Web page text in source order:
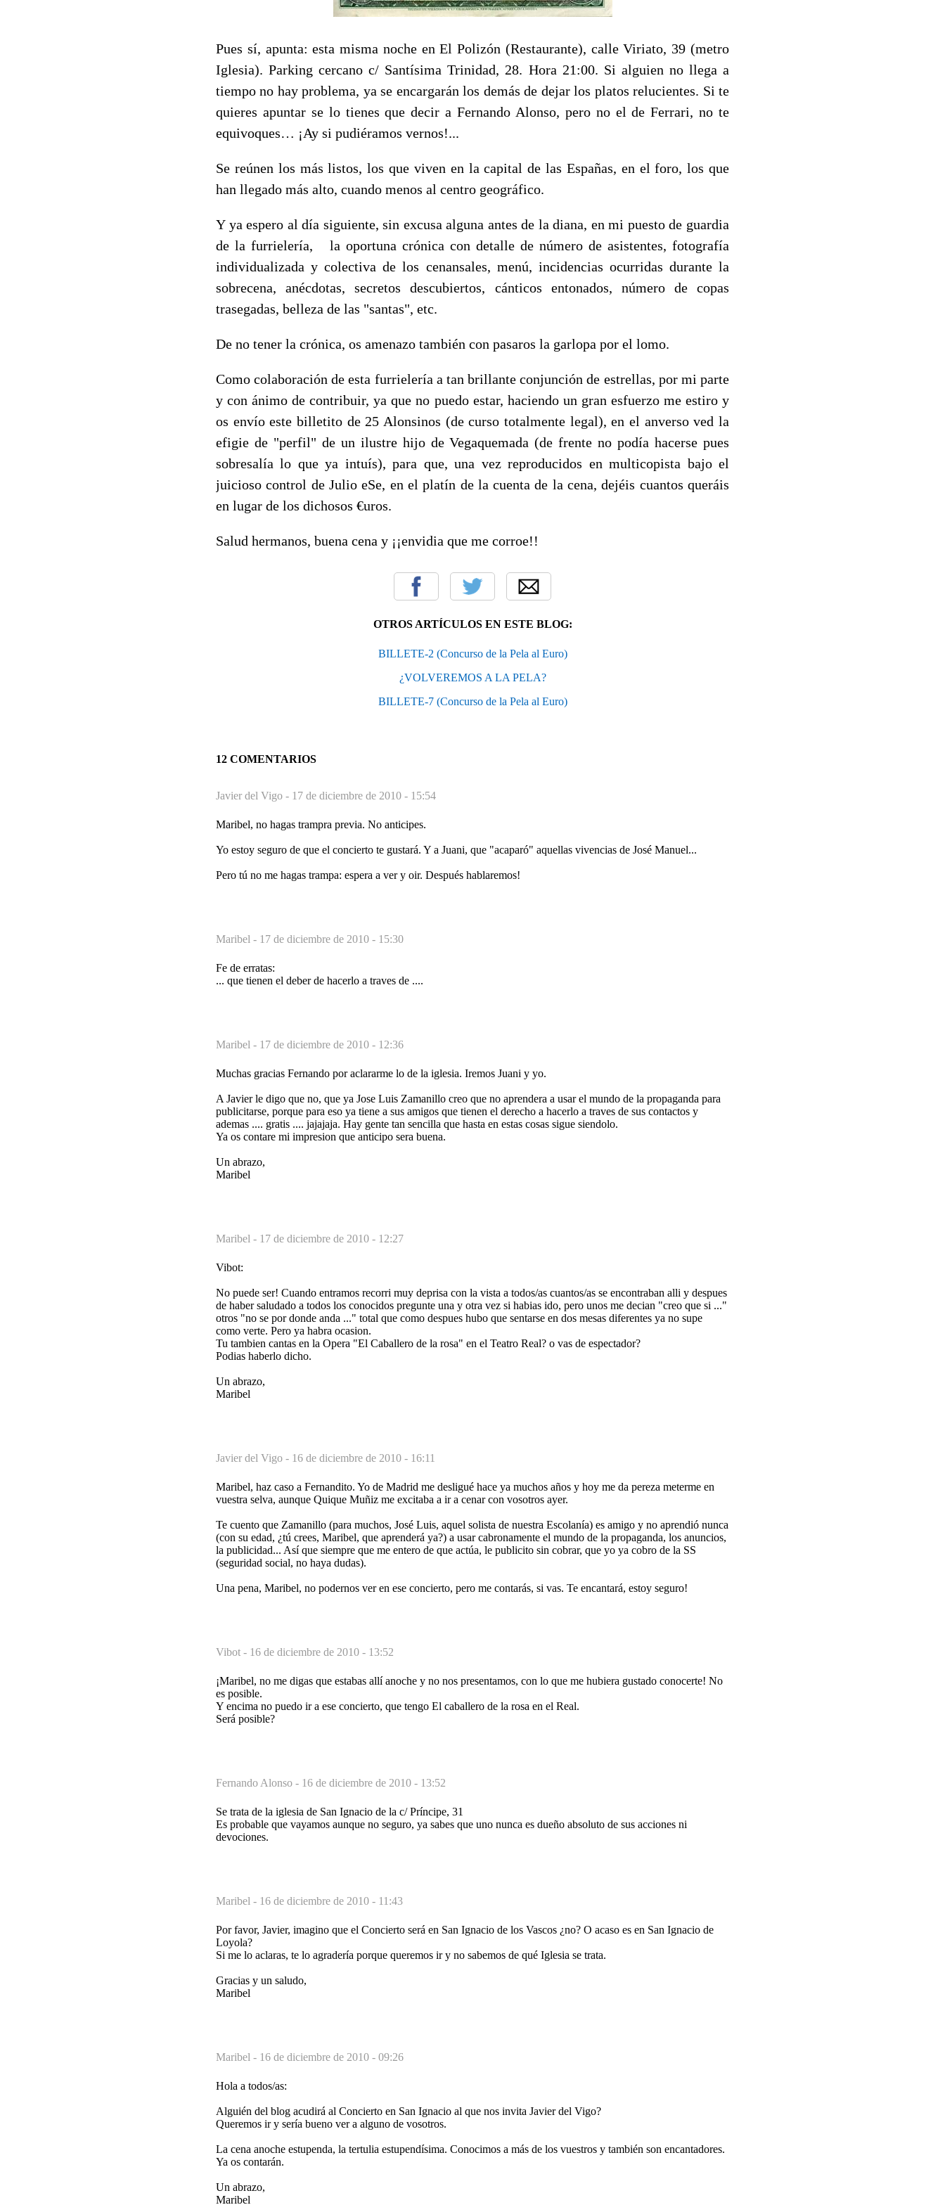
Pues sí, apunta: esta misma noche en El Polizón (Restaurante), calle Viriato, 39 (metro
Iglesia). Parking cercano c/ Santísima Trinidad, 28. Hora 21:00. Si alguien no llega a
tiempo no hay problema, ya se encargarán los demás de dejar los platos relucientes. Si te
quieres apuntar se lo tienes que decir a Fernando Alonso, pero no el de Ferrari, no te
equivoques… ¡Ay si pudiéramos vernos!...
Se reúnen los más listos, los que viven en la capital de las Españas, en el foro, los que
han llegado más alto, cuando menos al centro geográfico.
Y ya espero al día siguiente, sin excusa alguna antes de la diana, en mi puesto de guardia
de la furrielería, la oportuna crónica con detalle de número de asistentes, fotografía
individualizada y colectiva de los cenansales, menú, incidencias ocurridas durante la
sobrecena, anécdotas, secretos descubiertos, cánticos entonados, número de copas
trasegadas, belleza de las "santas", etc.
De no tener la crónica, os amenazo también con pasaros la garlopa por el lomo.
Como colaboración de esta furrielería a tan brillante conjunción de estrellas, por mi parte
y con ánimo de contribuir, ya que no puedo estar, haciendo un gran esfuerzo me estiro y
os envío este billetito de 25 Alonsinos (de curso totalmente legal), en el anverso ved la
efigie de "perfil" de un ilustre hijo de Vegaquemada (de frente no podía hacerse pues
sobresalía lo que ya intuís), para que, una vez reproducidos en multicopista bajo el
juicioso control de Julio eSe, en el platín de la cuenta de la cena, dejéis cuantos queráis
en lugar de los dichosos €uros.
Salud hermanos, buena cena y ¡¡envidia que me corroe!!
OTROS ARTÍCULOS EN ESTE BLOG:
BILLETE-2 (Concurso de la Pela al Euro)
¿VOLVEREMOS A LA PELA?
BILLETE-7 (Concurso de la Pela al Euro)
12 COMENTARIOS
Javier del Vigo - 17 de diciembre de 2010 - 15:54
Maribel, no hagas trampra previa. No anticipes.
Yo estoy seguro de que el concierto te gustará. Y a Juani, que "acaparó" aquellas vivencias de José Manuel...
Pero tú no me hagas trampa: espera a ver y oir. Después hablaremos!
Maribel - 17 de diciembre de 2010 - 15:30
Fe de erratas:
... que tienen el deber de hacerlo a traves de ....
Maribel - 17 de diciembre de 2010 - 12:36
Muchas gracias Fernando por aclararme lo de la iglesia. Iremos Juani y yo.
A Javier le digo que no, que ya Jose Luis Zamanillo creo que no aprendera a usar el mundo de la propaganda para
publicitarse, porque para eso ya tiene a sus amigos que tienen el derecho a hacerlo a traves de sus contactos y
ademas .... gratis .... jajajaja. Hay gente tan sencilla que hasta en estas cosas sigue siendolo.
Ya os contare mi impresion que anticipo sera buena.
Un abrazo,
Maribel
Maribel - 17 de diciembre de 2010 - 12:27
Vibot:
No puede ser! Cuando entramos recorri muy deprisa con la vista a todos/as cuantos/as se encontraban alli y despues
de haber saludado a todos los conocidos pregunte una y otra vez si habias ido, pero unos me decian "creo que si ..."
otros "no se por donde anda ..." total que como despues hubo que sentarse en dos mesas diferentes ya no supe
como verte. Pero ya habra ocasion.
Tu tambien cantas en la Opera "El Caballero de la rosa" en el Teatro Real? o vas de espectador?
Podias haberlo dicho.
Un abrazo,
Maribel
Javier del Vigo - 16 de diciembre de 2010 - 16:11
Maribel, haz caso a Fernandito. Yo de Madrid me desligué hace ya muchos años y hoy me da pereza meterme en
vuestra selva, aunque Quique Muñiz me excitaba a ir a cenar con vosotros ayer.
Te cuento que Zamanillo (para muchos, José Luis, aquel solista de nuestra Escolanía) es amigo y no aprendió nunca
(con su edad, ¿tú crees, Maribel, que aprenderá ya?) a usar cabronamente el mundo de la propaganda, los anuncios,
la publicidad... Así que siempre que me entero de que actúa, le publicito sin cobrar, que yo ya cobro de la SS
(seguridad social, no haya dudas).
Una pena, Maribel, no podernos ver en ese concierto, pero me contarás, si vas. Te encantará, estoy seguro!
Vibot - 16 de diciembre de 2010 - 13:52
¡Maribel, no me digas que estabas allí anoche y no nos presentamos, con lo que me hubiera gustado conocerte! No
es posible.
Y encima no puedo ir a ese concierto, que tengo El caballero de la rosa en el Real.
Será posible?
Fernando Alonso - 16 de diciembre de 2010 - 13:52
Se trata de la iglesia de San Ignacio de la c/ Príncipe, 31
Es probable que vayamos aunque no seguro, ya sabes que uno nunca es dueño absoluto de sus acciones ni
devociones.
Maribel - 16 de diciembre de 2010 - 11:43
Por favor, Javier, imagino que el Concierto será en San Ignacio de los Vascos ¿no? O acaso es en San Ignacio de
Loyola?
Si me lo aclaras, te lo agradería porque queremos ir y no sabemos de qué Iglesia se trata.
Gracias y un saludo,
Maribel
Maribel - 16 de diciembre de 2010 - 09:26
Hola a todos/as:
Alguién del blog acudirá al Concierto en San Ignacio al que nos invita Javier del Vigo?
Queremos ir y sería bueno ver a alguno de vosotros.
La cena anoche estupenda, la tertulia estupendísima. Conocimos a más de los vuestros y también son encantadores.
Ya os contarán.
Un abrazo,
Maribel